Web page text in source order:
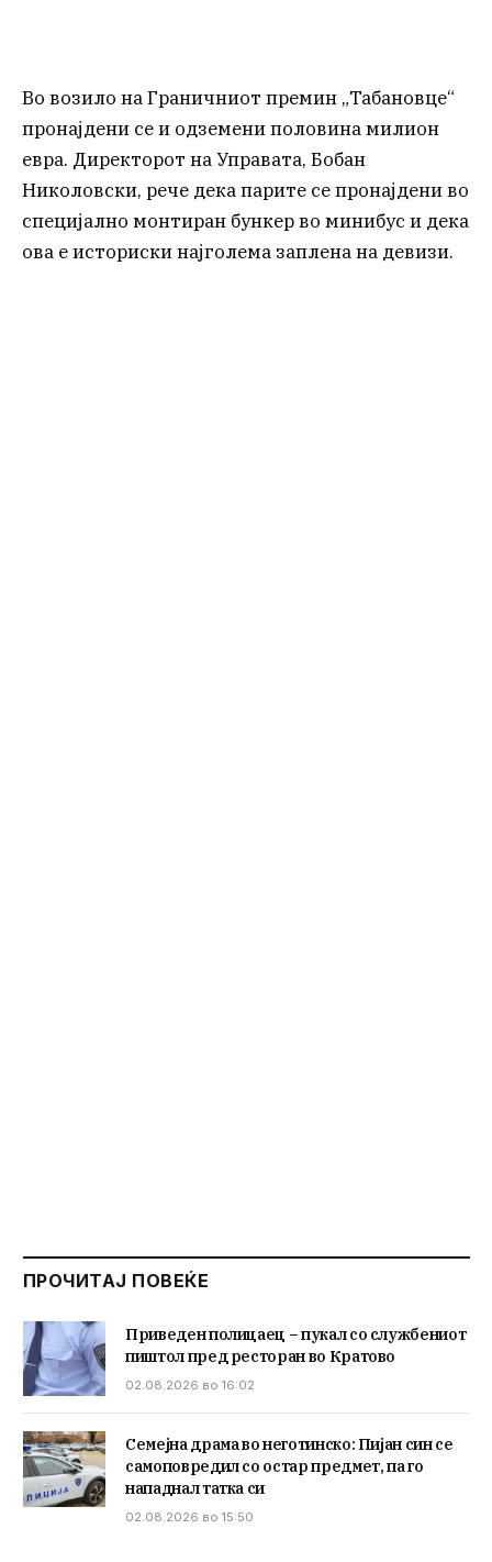
Во возило на Граничниот премин „Табановце“
пронајдени се и одземени половина милион
евра. Директорот на Управата, Бобан
Николовски, рече дека парите се пронајдени во
специјално монтиран бункер во минибус и дека
ова е историски најголема заплена на девизи.
ПРОЧИТАЈ ПОВЕЌЕ
Приведен полицаец – пукал со службениот
пиштол пред ресторан во Кратово
02.08.2026 во 16:02
Семејна драма во неготинско: Пијан син се
самоповредил со остар предмет, па го
нападнал татка си
02.08.2026 во 15:50